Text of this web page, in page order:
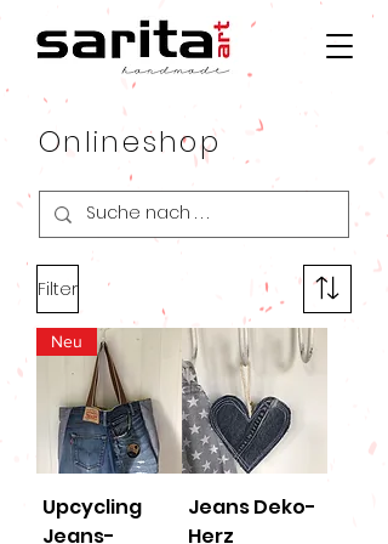
Onlineshop
Filter
Neu
Upcycling
Jeans-
Jeans Deko-
Herz